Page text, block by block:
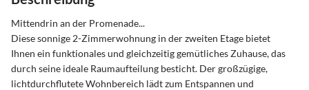
Mittendrin an der Promenade...
Diese sonnige 2-Zimmerwohnung in der zweiten Etage bietet
Ihnen ein funktionales und gleichzeitig gemütliches Zuhause, das
durch seine ideale Raumaufteilung besticht. Der großzügige,
lichtdurchflutete Wohnbereich lädt zum Entspannen und